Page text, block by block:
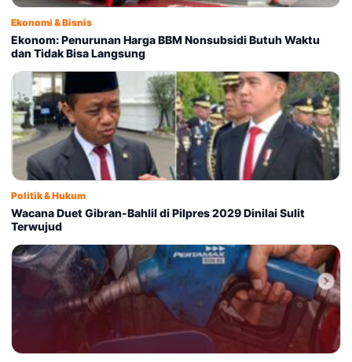
Ekonomi & Bisnis
Ekonom: Penurunan Harga BBM Nonsubsidi Butuh Waktu
dan Tidak Bisa Langsung
Politik & Hukum
Wacana Duet Gibran-Bahlil di Pilpres 2029 Dinilai Sulit
Terwujud